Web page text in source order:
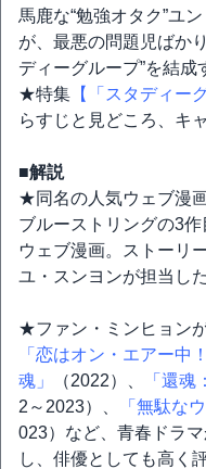
馬鹿な“勉強オタク”ユ
が、最悪の問題児ばか
ディーグループ”を結成
★特集 【「スタディー
らすじと見どころ、キ
■解説
★同名の人気ウェブ漫
ブルーストリングの3
ウェブ漫画。ストーリ
ユ・スンヨンが担当した
★ファン・ミンヒョン
「恋はオン・エアー中
魂」
（2022）、 「還魂
2～2023）、
「無駄な
023）など、青春ドラ
し、俳優としても高く